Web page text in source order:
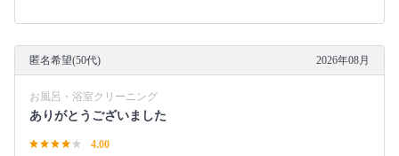
匿名希望(50代) 2026年08月
お風呂・浴室クリーニング
ありがとうございました
4.00